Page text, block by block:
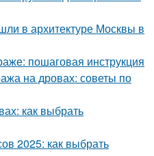
в архитектуре Москвы в
пошаговая инструкция
на дровах: советы по
как выбрать
2025: как выбрать